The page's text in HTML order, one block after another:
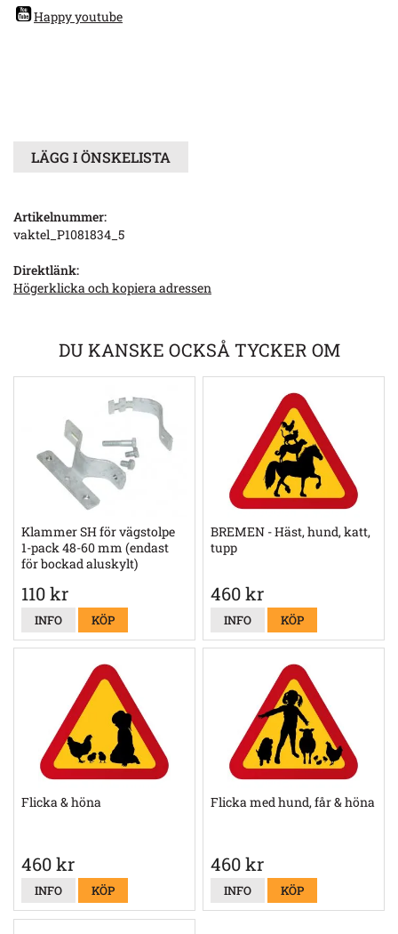
Happy youtube
LÄGG I ÖNSKELISTA
Artikelnummer:
vaktel_P1081834_5
Direktlänk:
Högerklicka och kopiera adressen
DU KANSKE OCKSÅ TYCKER OM
Klammer SH för vägstolpe
1-pack 48-60 mm (endast
för bockad aluskylt)
110 kr
INFO KÖP
BREMEN - Häst, hund, katt,
tupp
460 kr
INFO KÖP
Flicka & höna
460 kr
INFO KÖP
Flicka med hund, får & höna
460 kr
INFO KÖP